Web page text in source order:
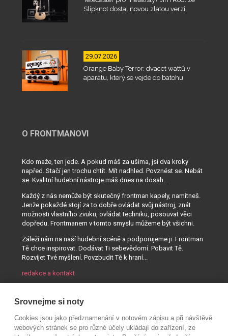
Slipknot dostal novou zlatou verzi
29.07.2026
Orange Baby Terror: dvacet wattů v
aparátu, který se vejde do batohu
O FRONTMANOVI
Kdo maže, ten jede. A pokud máš za ušima, jsi dva kroky
napřed. Stačí jen trochu chtít. Mít nadhled. Povznést se. Nebát
se. Kvalitní hudební nástroje máš dnes na dosah...
Každý z nás nemůže být skutečný frontman kapely, namítneš.
Jenže pokaždé stojí za to dobře ovládat svůj nástroj, znát
možnosti vlastního zvuku, ovládat techniku, posouvat věci
dopředu. Frontmanem v tomto smyslu můžeme být všichni.
Záleží nám na naší hudební scéně a podporujeme ji. Frontman
Tě chce inspirovat. Dodávat Ti sebevědomí. Pobavit Tě.
Rozvíjet Tvé myšlení. Povzbudit Tě k hraní...
redakce a kontakt
Srovnejme si noty
Cookies jsou jako předznamenání v notovém zápisu a při návštěvě
webových stránek se pro různé účely ukládají do zařízení, ze